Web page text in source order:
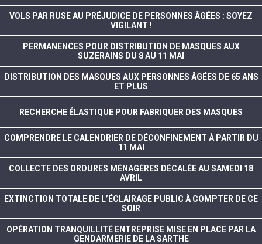
VOLS PAR RUSE AU PRÉJUDICE DE PERSONNES ÂGÉES : SOYEZ
VIGILANT !
PERMANENCES POUR DISTRIBUTION DE MASQUES AUX
SUZERAINS DU 8 AU 11 MAI
DISTRIBUTION DES MASQUES AUX PERSONNES ÂGÉES DE 65 ANS
ET PLUS
RECHERCHE ÉLASTIQUE POUR FABRIQUER DES MASQUES
COMPRENDRE LE CALENDRIER DE DÉCONFINEMENT À PARTIR DU
11 MAI
COLLECTE DES ORDURES MÉNAGÈRES DÉCALÉE AU SAMEDI 18
AVRIL
EXTINCTION TOTALE DE L’ÉCLAIRAGE PUBLIC À COMPTER DE CE
SOIR
OPÉRATION TRANQUILLITÉ ENTREPRISE MISE EN PLACE PAR LA
GENDARMERIE DE LA SARTHE